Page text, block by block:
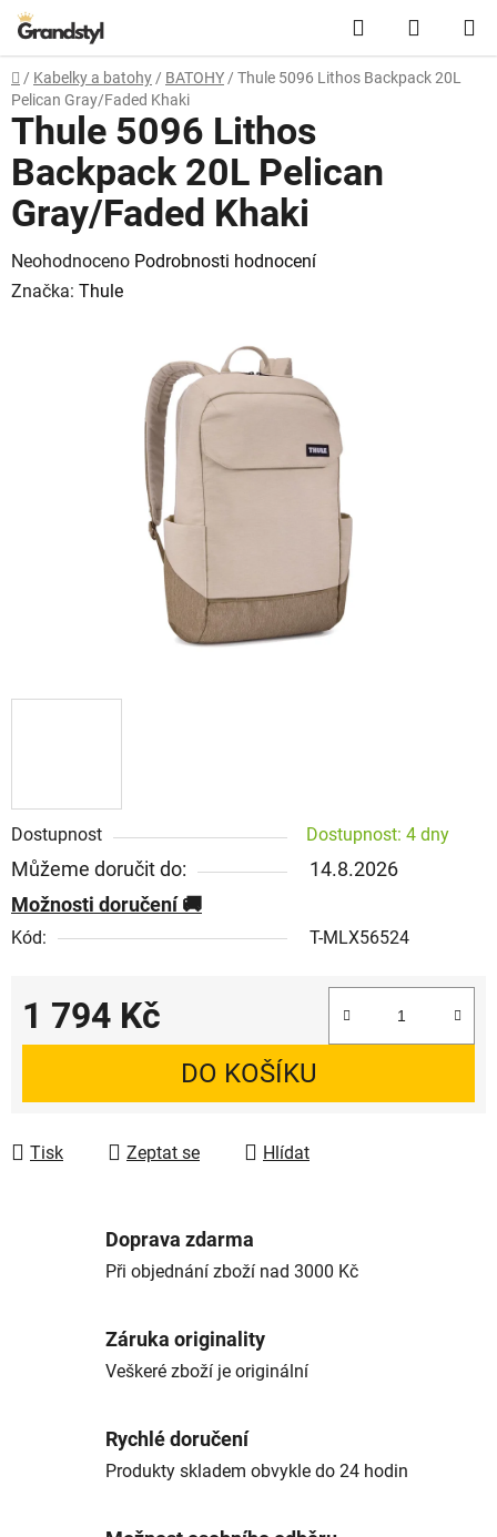
Přejít na obsah Hledat
Domů
/ Kabelky a batohy / BATOHY / Thule 5096 Lithos Backpack 20L
Pelican Gray/Faded Khaki
Dostupnost Dostupnost: 4 dny
Můžeme doručit do:
14.8.2026
Možnosti doručení
Kód: T-MLX56524
1 794 Kč
Měrná cena:
DO KOŠÍKU
Tisk Zeptat se Hlídat
Thule 5096 Lithos
Backpack 20L Pelican
Gray/Faded Khaki
Průměrné hodnocení produktu je 0,0 z 5 hvězdiček.
Neohodnoceno Podrobnosti hodnocení
Značka: Thule
Doprava zdarma
Při objednání zboží nad 3000 Kč
Záruka originality
Veškeré zboží je originální
Rychlé doručení
Produkty skladem obvykle do 24 hodin